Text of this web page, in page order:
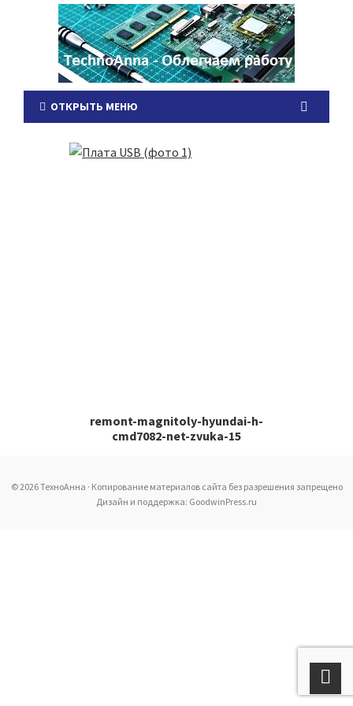
ОТКРЫТЬ МЕНЮ
remont-magnitoly-hyundai-h-
cmd7082-net-zvuka-15
© 2026 ТехноАнна · Копирование материалов сайта без разрешения запрещено
Дизайн и поддержка: GoodwinPress.ru